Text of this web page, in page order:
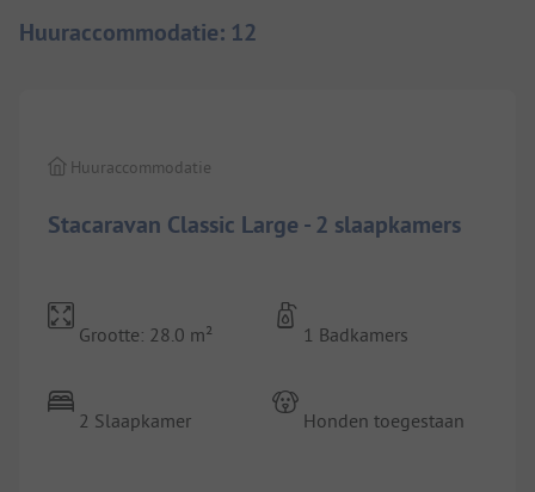
Huuraccommodatie: 12
Stacaravan Classic Large - 2 slaapkamers
Huuraccommodatie
Grootte: 28.0 m²
2 Slaapkamer
1 Badkamers
Honden toegestaan